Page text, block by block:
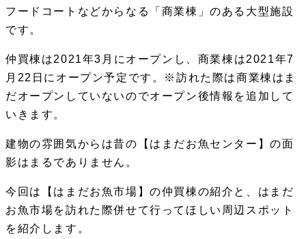
フードコートなどからなる「商業棟」のある大型施設
です。
仲買棟は2021年3月にオープンし、商業棟は2021年7
月22日にオープン予定です。※訪れた際は商業棟はま
だオープンしていないのでオープン後情報を追加して
いきます。
建物の雰囲気からは昔の【はまだお魚センター】の面
影はまるでありません。
今回は【はまだお魚市場】の仲買棟の紹介と、はまだ
お魚市場を訪れた際併せて行ってほしい周辺スポット
を紹介します。